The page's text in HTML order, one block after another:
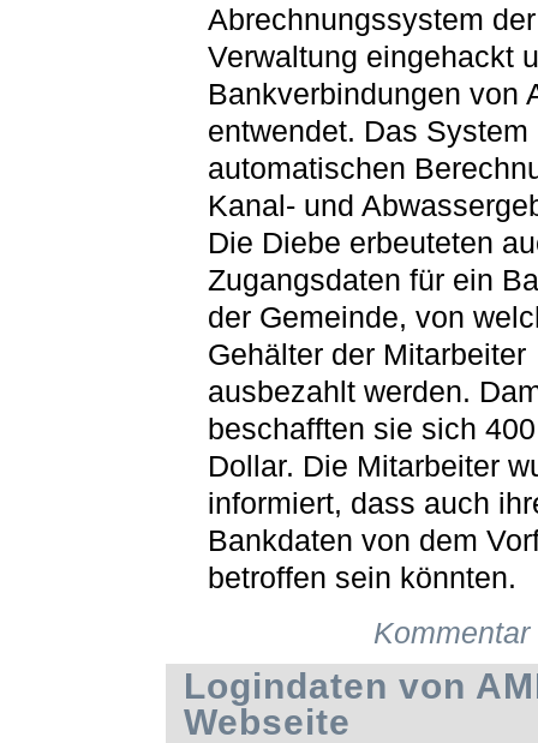
Abrechnungssystem der
Verwaltung eingehackt
Bankverbindungen von
entwendet. Das System
automatischen
Kanal- und
Die Diebe erbeuteten
Zugangsdaten für ein
der Gemeinde, von
Gehälter der Mitarbeiter
ausbezahlt werden.
beschafften sie sich
Dollar. Die Mitarbeiter
informiert, dass auch
Bankdaten von dem
betroffen sein könnten.
Logindaten von
Webseite